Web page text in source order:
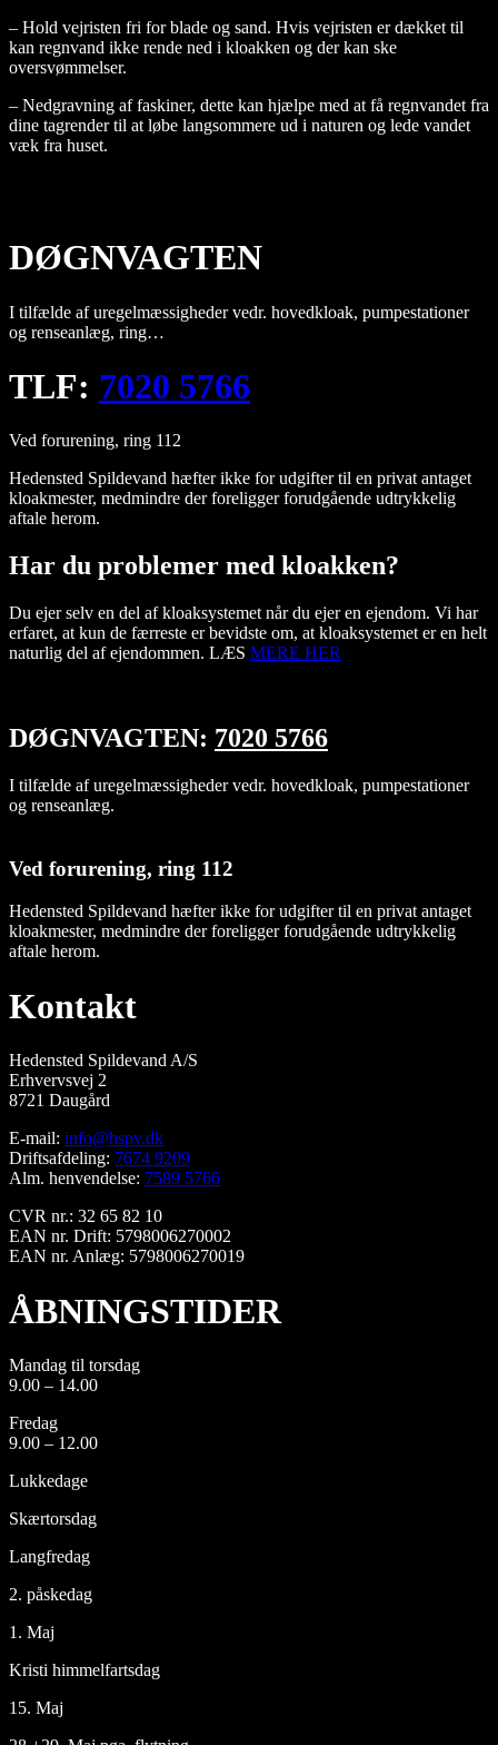
– Hold vejristen fri for blade og sand. Hvis vejristen er dækket til
kan regnvand ikke rende ned i kloakken og der kan ske
oversvømmelser.
– Nedgravning af faskiner, dette kan hjælpe med at få regnvandet fra
dine tagrender til at løbe langsommere ud i naturen og lede vandet
væk fra huset.
DØGNVAGTEN
I tilfælde af uregelmæssigheder vedr. hovedkloak, pumpestationer
og renseanlæg, ring…
TLF: 7020 5766
Ved forurening, ring 112
Hedensted Spildevand hæfter ikke for udgifter til en privat antaget
kloakmester, medmindre der foreligger forudgående udtrykkelig
aftale herom.
Har du problemer med kloakken?
Du ejer selv en del af kloaksystemet når du ejer en ejendom. Vi har
erfaret, at kun de færreste er bevidste om, at kloaksystemet er en helt
naturlig del af ejendommen. LÆS MERE HER
DØGNVAGTEN: 7020 5766
I tilfælde af uregelmæssigheder vedr. hovedkloak, pumpestationer
og renseanlæg.
Ved forurening, ring 112
Hedensted Spildevand hæfter ikke for udgifter til en privat antaget
kloakmester, medmindre der foreligger forudgående udtrykkelig
aftale herom.
Kontakt
Hedensted Spildevand A/S
Erhvervsvej 2
8721 Daugård
E-mail: info@hspv.dk
Driftsafdeling: 7674 9209
Alm. henvendelse: 7589 5766
CVR nr.: 32 65 82 10
EAN nr. Drift: 5798006270002
EAN nr. Anlæg: 5798006270019
ÅBNINGSTIDER
Mandag til torsdag
9.00 – 14.00
Fredag
9.00 – 12.00
Lukkedage
Skærtorsdag
Langfredag
2. påskedag
1. Maj
Kristi himmelfartsdag
15. Maj